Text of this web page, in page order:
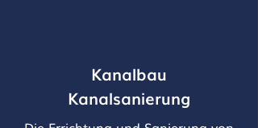
Kanalbau
Kanalsanierung